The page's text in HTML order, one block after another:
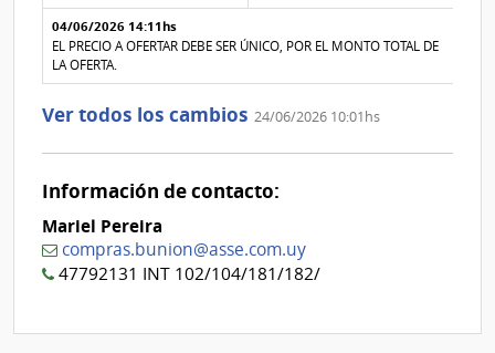
04/06/2026 14:11hs
EL PRECIO A OFERTAR DEBE SER ÚNICO, POR EL MONTO TOTAL DE
LA OFERTA.
Ver todos los cambios 24/06/2026 10:01hs
Información de contacto:
Mariel Pereira
compras.bunion@asse.com.uy
47792131 INT 102/104/181/182/